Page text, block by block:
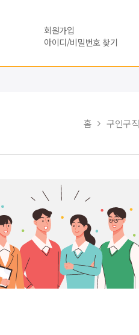
회원가입
아이디/비밀번호 찾기
홈 구인구직